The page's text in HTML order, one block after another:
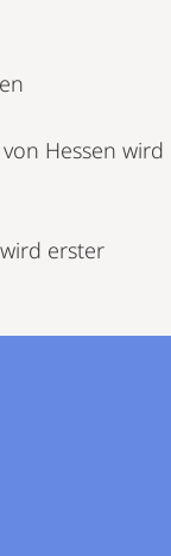
Hessen wird
erster